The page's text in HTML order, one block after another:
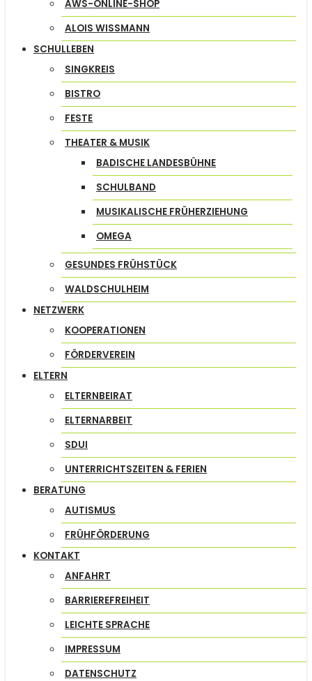
AWS-ONLINE-SHOP
ALOIS WISSMANN
SCHULLEBEN
SINGKREIS
BISTRO
FESTE
THEATER & MUSIK
BADISCHE LANDESBÜHNE
SCHULBAND
MUSIKALISCHE FRÜHERZIEHUNG
OMEGA
GESUNDES FRÜHSTÜCK
WALDSCHULHEIM
NETZWERK
KOOPERATIONEN
FÖRDERVEREIN
ELTERN
ELTERNBEIRAT
ELTERNARBEIT
SDUI
UNTERRICHTSZEITEN & FERIEN
BERATUNG
AUTISMUS
FRÜHFÖRDERUNG
KONTAKT
ANFAHRT
BARRIEREFREIHEIT
LEICHTE SPRACHE
IMPRESSUM
DATENSCHUTZ